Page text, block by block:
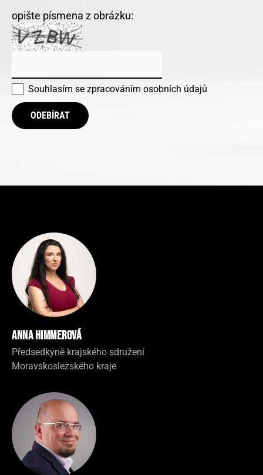
opište písmena z obrázku:
Souhlasím se zpracováním osobních údajů
ODEBÍRAT
Anna Himmerová
Předsedkyně krajského sdružení
Moravskoslezského kraje